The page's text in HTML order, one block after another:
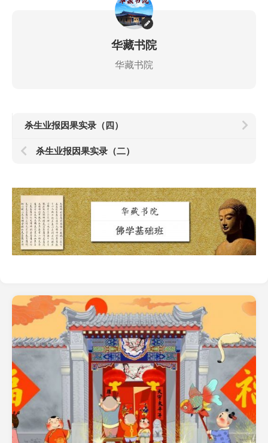
华藏书院
华藏书院
杀生业报因果实录（四）
杀生业报因果实录（二）